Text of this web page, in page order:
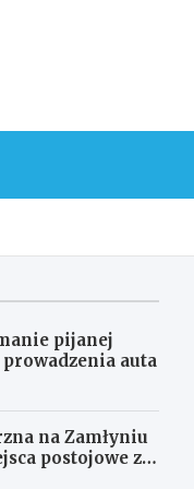
pijanej
auta
na Zamłyniu
postojowe za